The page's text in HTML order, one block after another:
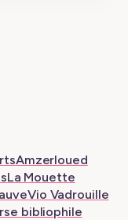
Amzerloued
La Mouette
Vio Vadrouille
bibliophile